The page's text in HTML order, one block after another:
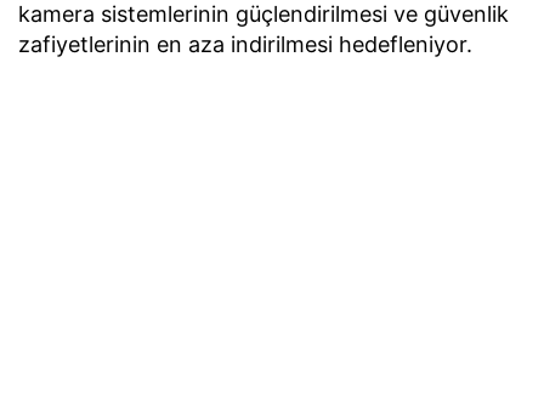
kamera sistemlerinin güçlendirilmesi ve güvenlik
zafiyetlerinin en aza indirilmesi hedefleniyor.